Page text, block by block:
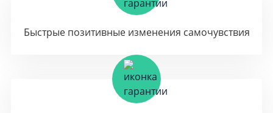
Быстрые позитивные изменения самочувствия